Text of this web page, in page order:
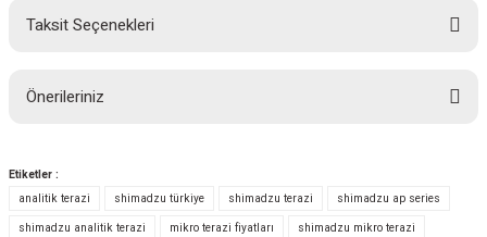
Taksit Seçenekleri
Önerileriniz
yetersiz gördüğünüz noktaları öneri formunu kullanarak tarafımıza
iletebilirsiniz.
Görüş ve önerileriniz için teşekkür ederiz.
Etiketler :
analitik terazi
shimadzu türkiye shimadzu terazi
shimadzu ap series
shimadzu analitik terazi
mikro terazi fiyatları
shimadzu mikro terazi